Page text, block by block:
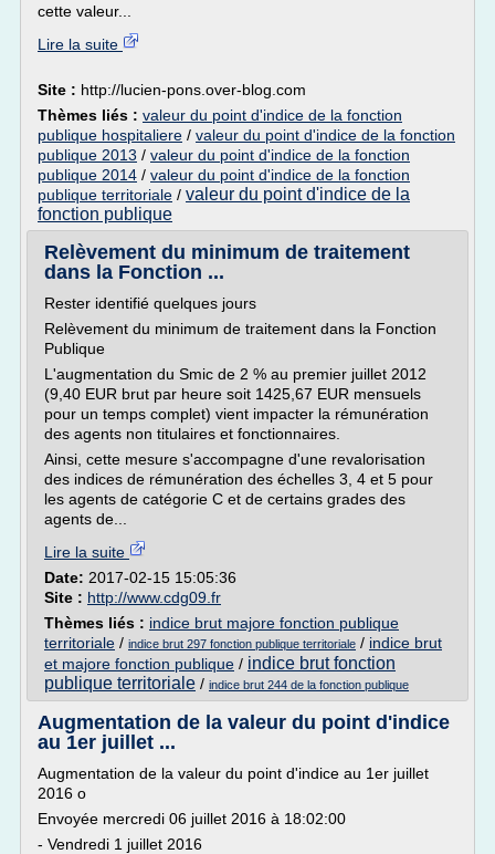
cette valeur...
Lire la suite
Site : http://lucien-pons.over-blog.com
Thèmes liés : valeur du point d'indice de la fonction
publique hospitaliere / valeur du point d'indice de la fonction
publique 2013 / valeur du point d'indice de la fonction
publique 2014 / valeur du point d'indice de la fonction
publique territoriale / valeur du point d'indice de la
fonction publique
Relèvement du minimum de traitement
dans la Fonction ...
Rester identifié quelques jours
Relèvement du minimum de traitement dans la Fonction
Publique
L'augmentation du Smic de 2 % au premier juillet 2012
(9,40 EUR brut par heure soit 1425,67 EUR mensuels
pour un temps complet) vient impacter la rémunération
des agents non titulaires et fonctionnaires.
Ainsi, cette mesure s'accompagne d'une revalorisation
des indices de rémunération des échelles 3, 4 et 5 pour
les agents de catégorie C et de certains grades des
agents de...
Lire la suite
Date: 2017-02-15 15:05:36
Site : http://www.cdg09.fr
Thèmes liés : indice brut majore fonction publique
territoriale / indice brut 297 fonction publique territoriale / indice brut
et majore fonction publique / indice brut fonction
publique territoriale / indice brut 244 de la fonction publique
Augmentation de la valeur du point d'indice
au 1er juillet ...
Augmentation de la valeur du point d'indice au 1er juillet
2016 o
Envoyée mercredi 06 juillet 2016 à 18:02:00
- Vendredi 1 juillet 2016